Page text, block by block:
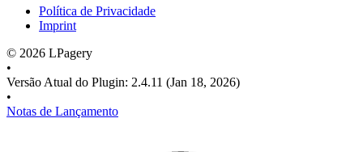
Política de Privacidade
Imprint
© 2026 LPagery
•
Versão Atual do Plugin: 2.4.11 (Jan 18, 2026)
•
Notas de Lançamento